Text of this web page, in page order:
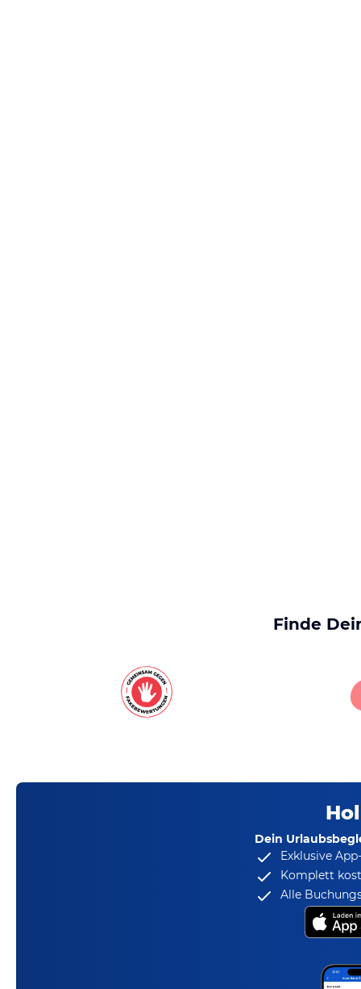
Finde
Dein
Exklusive
Komplett
Alle